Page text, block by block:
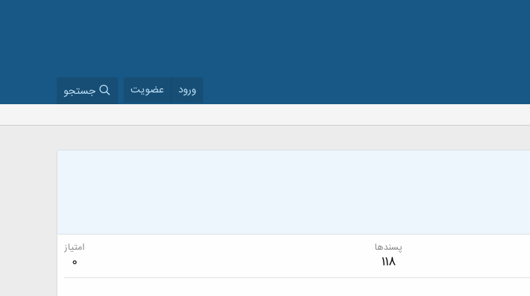
ورود عضویت جستجو
پسندها
118
امتیاز
0